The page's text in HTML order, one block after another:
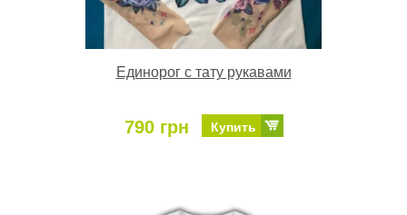
Единорог с тату рукавами
790 грн Купить